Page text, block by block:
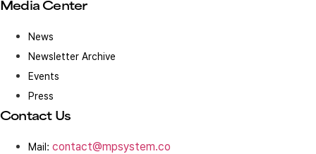
Media Center
News
Newsletter Archive
Events
Press
Contact Us
Mail: contact@mpsystem.co